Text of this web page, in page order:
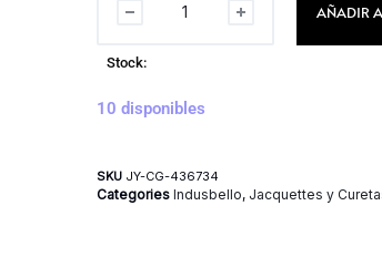
AÑADIR
Stock:
10 disponibles
SKU JY-CG-436734
Categories Indusbello, Jacquettes y